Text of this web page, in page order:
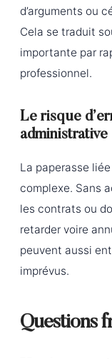
d’arguments ou
Cela se traduit
importante par
professionnel.
Le risque
administrative
La paperasse
complexe. Sans
les contrats ou
retarder voire
peuvent aussi
imprévus.
Questions